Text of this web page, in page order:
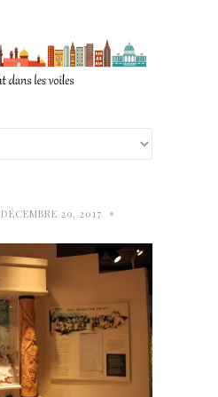
DÉCEMBRE 29, 2017 •